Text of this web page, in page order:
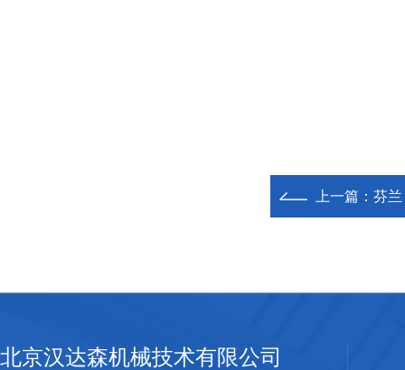
上一篇： 芬兰
北京汉达森机械技术有限公司